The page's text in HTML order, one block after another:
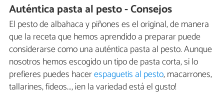
Auténtica pasta al pesto - Consejos
El pesto de albahaca y piñones es el original, de manera
que la receta que hemos aprendido a preparar puede
considerarse como una auténtica pasta al pesto. Aunque
nosotros hemos escogido un tipo de pasta corta, si lo
prefieres puedes hacerespaguetis al pesto, macarrones,
tallarines, fideos..., ¡en la variedad está el gusto!